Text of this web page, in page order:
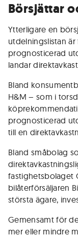
Börsjättar
Ytterligare en
utdelningslistan
prognosticerad
landar
Bland
H&M – som i
prognosticerad
till en
Bland småbolag
fastighetsbolaget
bilåterförsäljaren
största ägare,
Gemensamt för
mer eller mindre